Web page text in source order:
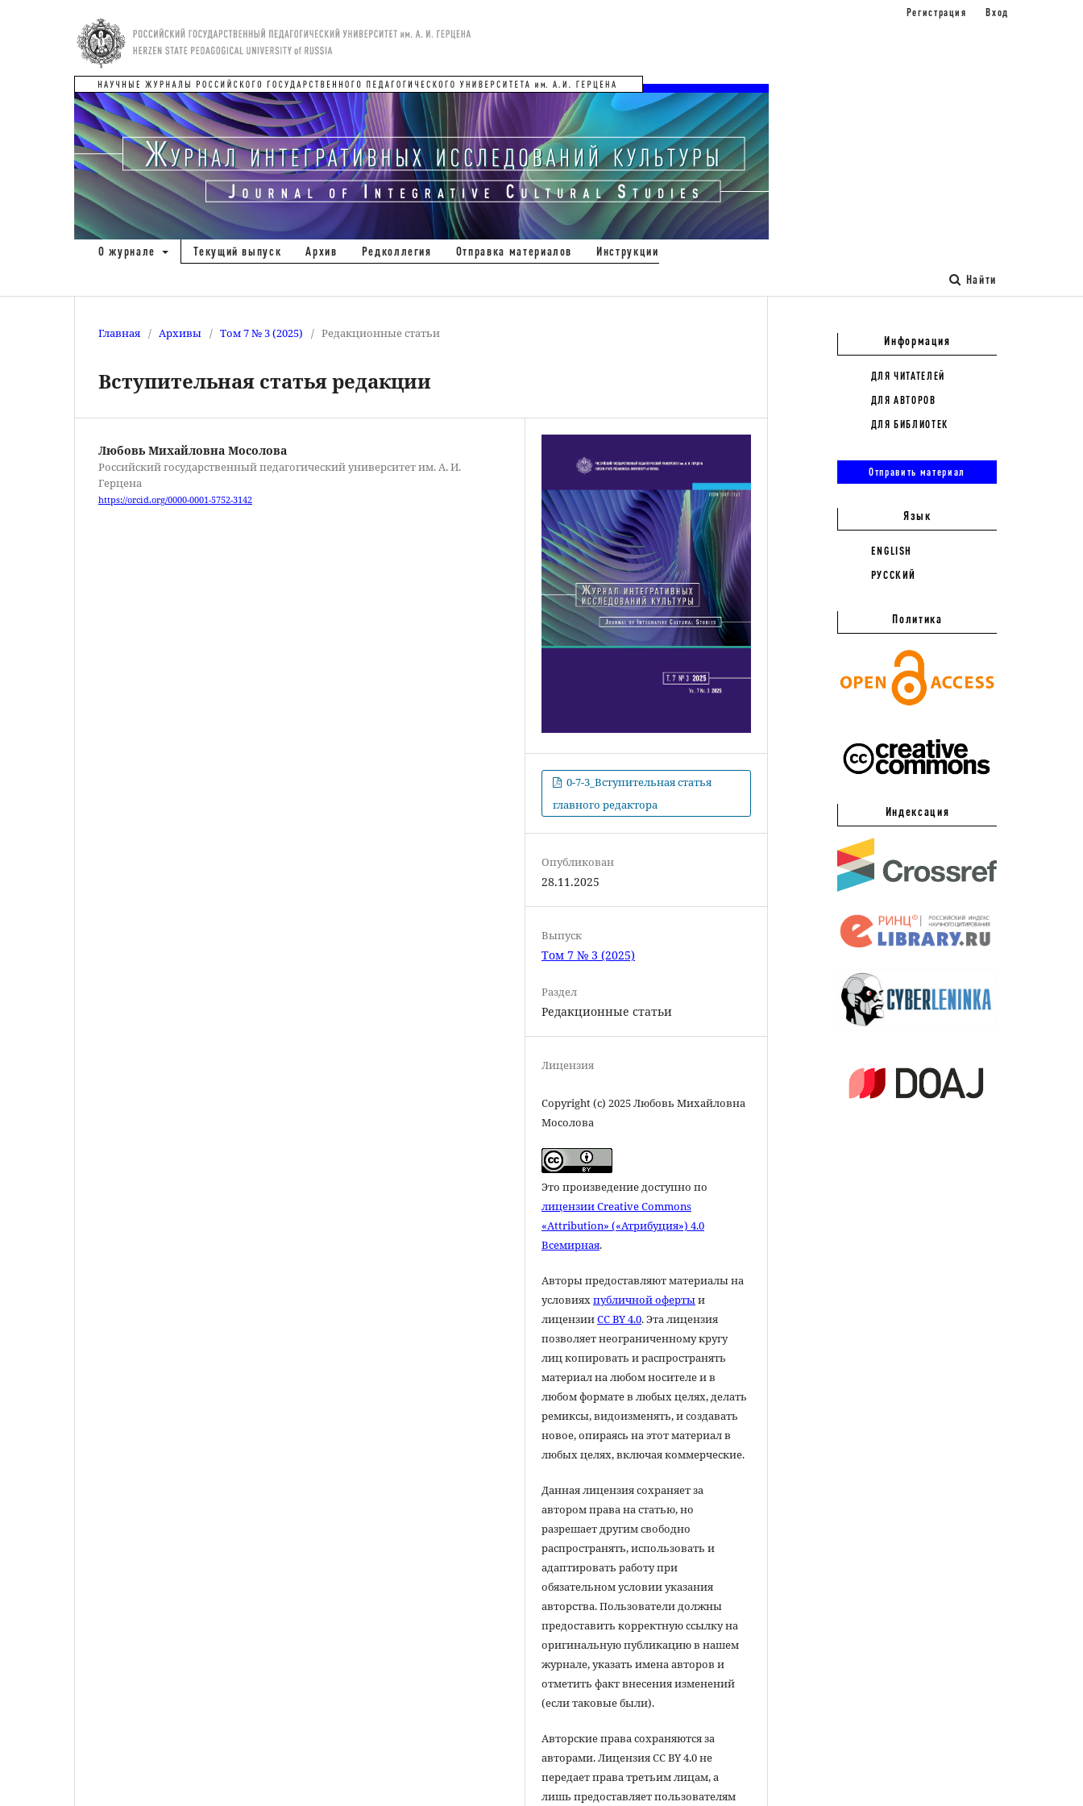
О журнале Текущий выпуск Архив Редколлегия Отправка материалов Инструкции
Найти
Регистрация Вход
Главная / Архивы / Том 7 № 3 (2025) / Редакционные статьи
Вступительная статья редакции
Любовь Михайловна Мосолова
Российский государственный педагогический университет им. А. И.
Герцена
https://orcid.org/0000-0001-5752-3142
0-7-3_Вступительная статья
главного редактора
Опубликован
28.11.2025
Выпуск
Том 7 № 3 (2025)
Раздел
Редакционные статьи
Лицензия
Copyright (c) 2025 Любовь Михайловна
Мосолова
Это произведение доступно по
лицензии Creative Commons
«Attribution» («Атрибуция») 4.0
Всемирная.
Авторы предоставляют материалы на
условияхпубличной офертыи
лицензииCC BY 4.0. Эта лицензия
позволяет неограниченному кругу
лиц копировать и распространять
материал на любом носителе и в
любом формате в любых целях, делать
ремиксы, видоизменять, и создавать
новое, опираясь на этот материал в
любых целях, включая коммерческие.
Данная лицензия сохраняет за
автором права на статью, но
разрешает другим свободно
распространять, использовать и
адаптировать работу при
обязательном условии указания
авторства. Пользователи должны
предоставить корректную ссылку на
оригинальную публикацию в нашем
журнале, указать имена авторов и
отметить факт внесения изменений
(если таковые были).
Авторские права сохраняются за
авторами. Лицензия CC BY 4.0 не
передает права третьим лицам, а
лишь предоставляет пользователям
Информация
ДЛЯ ЧИТАТЕЛЕЙ
ДЛЯ АВТОРОВ
ДЛЯ БИБЛИОТЕК
Отправить материал
Язык
ENGLISH
РУССКИЙ
Политика
Индексация